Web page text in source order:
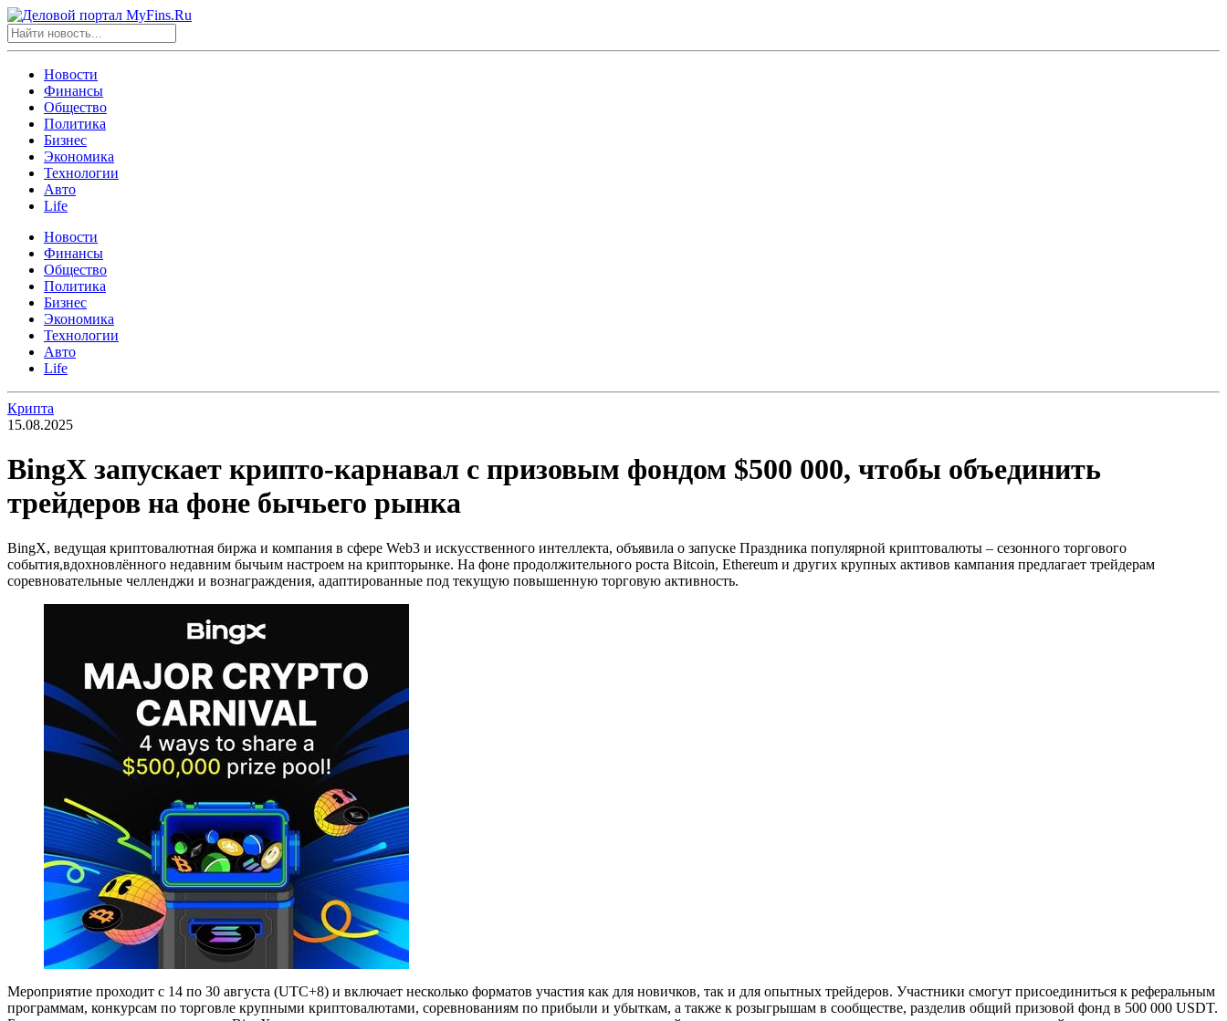
Новости
Финансы
Общество
Политика
Бизнес
Экономика
Технологии
Авто
Life
Новости
Финансы
Общество
Политика
Бизнес
Экономика
Технологии
Авто
Life
Крипта
15.08.2025
BingX запускает крипто-карнавал с призовым фондом $500 000, чтобы объединить
трейдеров на фоне бычьего рынка
BingX, ведущая криптовалютная биржа и компания в сфере Web3 и искусственного интеллекта, объявила о запуске Праздника популярной криптовалюты – сезонного торгового
события,вдохновлённого недавним бычьим настроем на крипторынке. На фоне продолжительного роста Bitcoin, Ethereum и других крупных активов кампания предлагает трейдерам
соревновательные челленджи и вознаграждения, адаптированные под текущую повышенную торговую активность.
Мероприятие проходит с 14 по 30 августа (UTC+8) и включает несколько форматов участия как для новичков, так и для опытных трейдеров. Участники смогут присоединиться к реферальным
программам, конкурсам по торговле крупными криптовалютами, соревнованиям по прибыли и убыткам, а также к розыгрышам в сообществе, разделив общий призовой фонд в 500 000 USDT.